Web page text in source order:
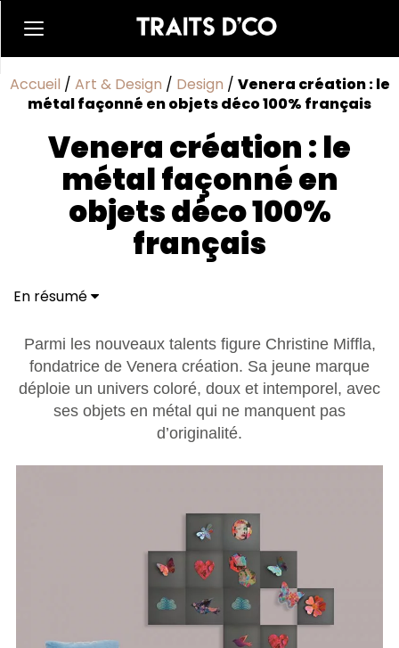
Accueil / Art & Design / Design / Venera création : le
métal façonné en objets déco 100% français
Venera création : le
métal façonné en
objets déco 100%
français
En résumé
Parmi les nouveaux talents figure Christine Miffla,
fondatrice de Venera création. Sa jeune marque
déploie un univers coloré, doux et intemporel, avec
ses objets en métal qui ne manquent pas
d’originalité.